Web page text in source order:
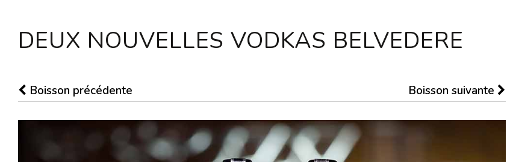
DEUX NOUVELLES VODKAS BELVEDERE
Boisson précédente Boisson suivante